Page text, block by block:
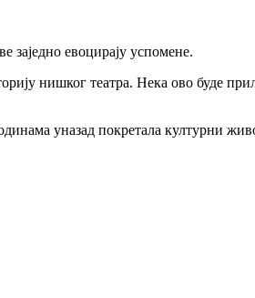
заједно евоцирају успомене.
нишког театра. Нека ово буде
уназад покретала културни